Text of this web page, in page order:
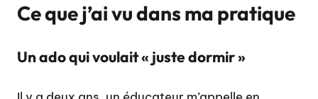
Ce que j’ai vu dans ma pratique
Un ado qui voulait « juste dormir »